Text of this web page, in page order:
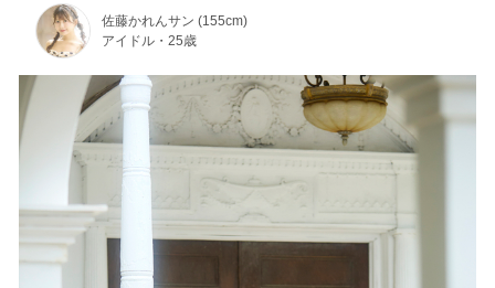
佐藤かれんサン (155cm)
アイドル・25歳